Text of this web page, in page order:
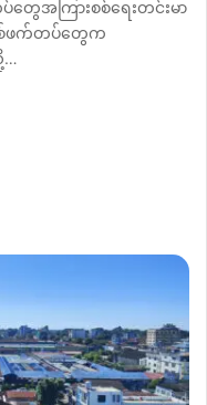
အကြားစစ်ရေးတင်းမာ
စ်ဖက်တပ်တွေက
…